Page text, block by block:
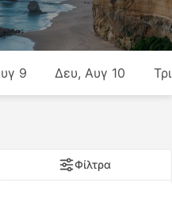
9 Δευ, Αυγ 10
Φίλτρα